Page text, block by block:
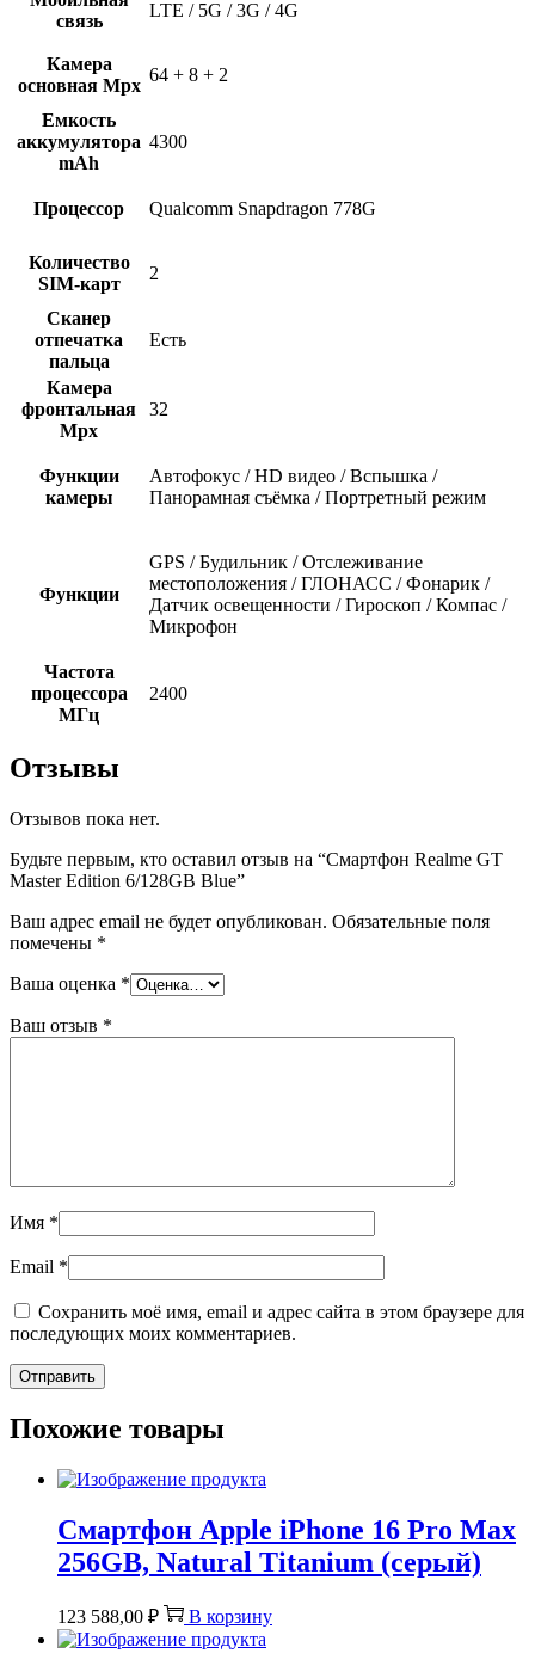
связь
LTE / 5G / 3G / 4G
Камера
основная Mpx
64 + 8 + 2
Емкость
аккумулятора
mAh
4300
Процессор Qualcomm Snapdragon 778G
Количество
SIM-карт
2
Сканер
отпечатка
пальца
Есть
Камера
фронтальная
Mpx
32
Функции
камеры
Автофокус / HD видео / Вспышка /
Панорамная съёмка / Портретный режим
Функции
GPS / Будильник / Отслеживание
местоположения / ГЛОНАСС / Фонарик /
Датчик освещенности / Гироскоп / Компас /
Микрофон
Частота
процессора
МГц
2400
Отзывы
Отзывов пока нет.
Будьте первым, кто оставил отзыв на “Смартфон Realme GT
Master Edition 6/128GB Blue”
Ваш адрес email не будет опубликован. Обязательные поля
помечены *
Ваша оценка *
Ваш отзыв *
Имя *
Email *
Сохранить моё имя, email и адрес сайта в этом браузере для
последующих моих комментариев.
Похожие товары
Смартфон Apple iPhone 16 Pro Max
256GB, Natural Titanium (серый)
123 588,00 ₽ В корзину